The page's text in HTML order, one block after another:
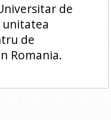
de
unitatea
de
Romania.